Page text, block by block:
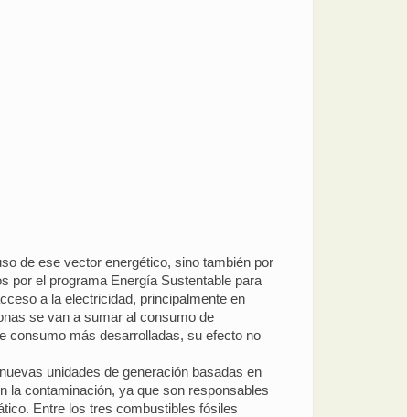
de ese vector energético, sino también por
por el programa Energía Sustentable para
a la electricidad, principalmente en
se van a sumar al consumo de
consumo más desarrolladas, su efecto no
unidades de generación basadas en
la contaminación, ya que son responsables
Entre los tres combustibles fósiles